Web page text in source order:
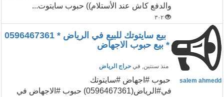
والدفع كاش عند الأستلام)) حبوب سايتوت...
٣٠٢
بيع سايتوتك للبيع في الرياض * 0596467361
* بيع حبوب الاجهاض
منذ سنتين, في حراج الرياض
salem ahmedd
حبوب #اجهاض #سايتوتك
في#الرياض(0596467361) حبوب #الاجهاض في